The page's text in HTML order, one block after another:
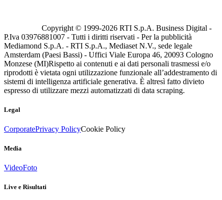
Copyright © 1999-2026 RTI S.p.A. Business Digital -
P.Iva 03976881007 - Tutti i diritti riservati - Per la pubblicità
Mediamond S.p.A. - RTI S.p.A., Mediaset N.V., sede legale
Amsterdam (Paesi Bassi) - Uffici Viale Europa 46, 20093 Cologno
Monzese (MI)Rispetto ai contenuti e ai dati personali trasmessi e/o
riprodotti è vietata ogni utilizzazione funzionale all’addestramento di
sistemi di intelligenza artificiale generativa. È altresì fatto divieto
espresso di utilizzare mezzi automatizzati di data scraping.
Legal
CorporatePrivacy PolicyCookie Policy
Media
VideoFoto
Live e Risultati